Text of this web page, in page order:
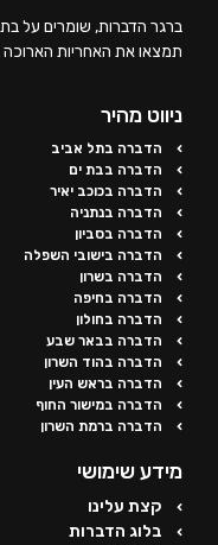
תמצאו את האחריות הארוכה
ניווט מהיר
הדברה בתל אביב
הדברה בבת ים
הדברה בכוכב יאיר
הדברה בנתניה
הדברה בסביון
הדברה בישובי השפלה
הדברה בשרון
הדברה בחיפה
הדברה בחולון
הדברה בבאר שבע
הדברה בהוד השרון
הדברה בראש העין
הדברה במישור החוף
הדברה ברמת השרון
מידע שימושי
קצת עלינו
בלוג הדברות